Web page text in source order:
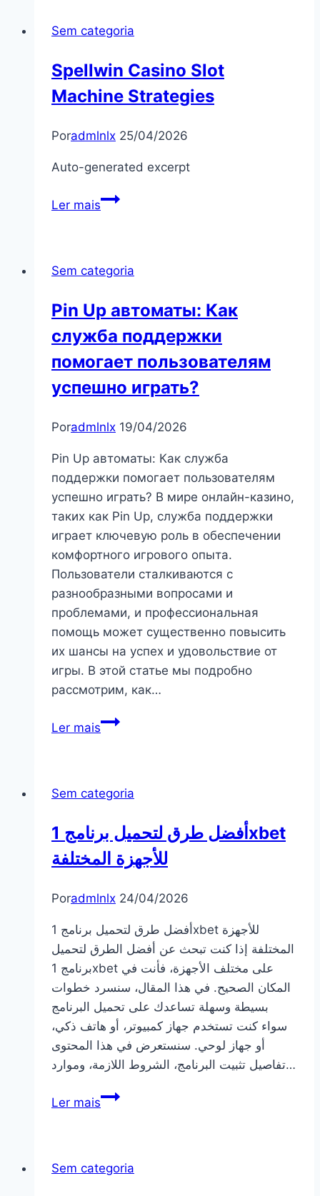
Ап
в
инстаграме
лучших
Sem categoria
Spellwin Casino Slot
Machine Strategies
Poradmlnlx 25/04/2026
Auto-generated excerpt
Ler maisSpellwin
Strategies
Sem categoria
Pin Up автоматы: Как
служба поддержки
помогает пользователям
успешно играть?
Poradmlnlx 19/04/2026
Pin Up автоматы: Как служба
поддержки помогает пользователям
успешно играть? В мире онлайн-казино,
таких как Pin Up, служба поддержки
играет ключевую роль в обеспечении
комфортного игрового опыта.
Пользователи сталкиваются с
разнообразными вопросами и
проблемами, и профессиональная
помощь может существенно повысить
их шансы на успех и удовольствие от
игры. В этой статье мы подробно
рассмотрим, как…
Ler maisPin
служба
помогает
пользователям
играть?
Sem categoria
أفضل طرق لتحميل برنامج 1xbet
للأجهزة المختلفة
Poradmlnlx 24/04/2026
أفضل طرق لتحميل برنامج 1xbet للأجهزة
المختلفة إذا كنت تبحث عن أفضل الطرق لتحميل
برنامج 1xbet على مختلف الأجهزة، فأنت في
المكان الصحيح. في هذا المقال، سنسرد خطوات
بسيطة وسهلة تساعدك على تحميل البرنامج
سواء كنت تستخدم جهاز كمبيوتر، أو هاتف ذكي،
أو جهاز لوحي. سنستعرض في هذا المحتوى
تفاصيل تثبيت البرنامج، الشروط اللازمة، وموارد…
Ler maisأفضل
1xbet
Sem categoria